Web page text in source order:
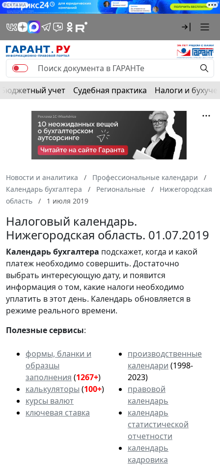
РЕКЛАМА
Бюджетный учет Судебная практика Налоги и
Новости и аналитика
Профессиональные календари
Календарь бухгалтера
Региональные
Нижегородская
область
1 июля 2019
Налоговый календарь.
Нижегородская область. 01.07.2019
Календарьбухгалтера подскажет, когда и какой
платеж необходимо совершить. Достаточно
выбрать интересующую дату, и появится
информация о том, какие налоги необходимо
уплатить в этот день. Календарь обновляется в
режиме реального времени.
Полезные сервисы:
формы, бланки и
образцы
заполнения (1267+)
калькуляторы (100+)
курсы валют
ключевая ставка
производственные
календари (1998-
2023)
правовой
календарь
календарь
статистической
отчетности
календарь
кадровика